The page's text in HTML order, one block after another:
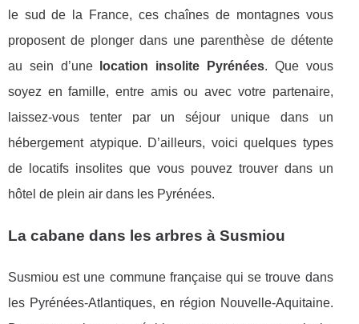
le sud de la France, ces chaînes de montagnes vous
proposent de plonger dans une parenthèse de détente
au sein d’une
location insolite Pyrénées. Que vous
soyez en famille, entre amis ou avec votre partenaire,
laissez-vous tenter par un séjour unique dans un
hébergement atypique. D’ailleurs, voici quelques types
de locatifs insolites que vous pouvez trouver dans un
hôtel de plein air dans les Pyrénées.
La cabane dans les arbres à Susmiou
Susmiou est une commune française qui se trouve dans
les Pyrénées-Atlantiques, en région Nouvelle-Aquitaine.